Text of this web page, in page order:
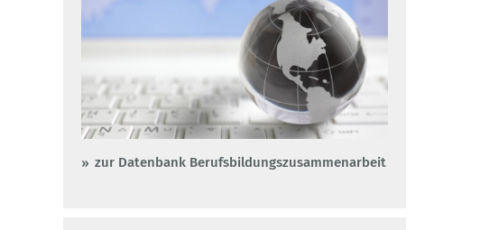
zur Datenbank Berufsbildungszusammenarbeit